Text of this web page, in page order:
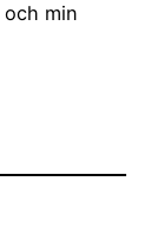
och min